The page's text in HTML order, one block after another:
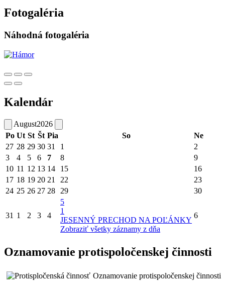
Fotogaléria
Náhodná fotogaléria
Kalendár
August2026
Po Ut St Št Pia So
Ne
27 28 29 30 31 1
2
3
4 5 6 7 8
9
10 11 12 13 14 15
16
17 18 19 20 21 22
23
24 25 26 27 28 29 30
31 1 2 3 4
5
1
JESENNÝ PRECHOD NA POĽÁNKY
Zobraziť všetky záznamy z dňa
6
Oznamovanie protispoločenskej činnosti
Oznamovanie protispoločenskej činnosti